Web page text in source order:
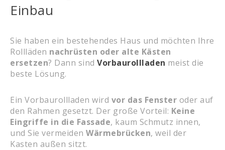
Einbau
Sie haben ein bestehendes Haus und möchten Ihre
Rollläden nachrüsten oder alte Kästen
ersetzen? Dann sind Vorbaurollladen meist die
beste Lösung.
Ein Vorbaurollladen wird vor das Fenster oder auf
den Rahmen gesetzt. Der große Vorteil: Keine
Eingriffe in die Fassade, kaum Schmutz innen,
und Sie vermeiden Wärmebrücken, weil der
Kasten außen sitzt.